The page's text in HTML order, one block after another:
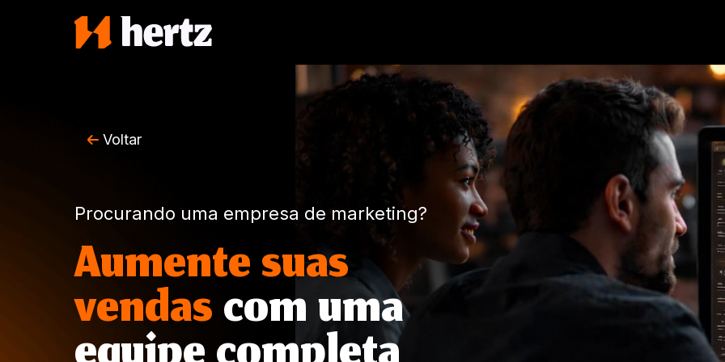
Voltar
Procurando uma empresa de marketing?
Aumente suas
vendascom uma